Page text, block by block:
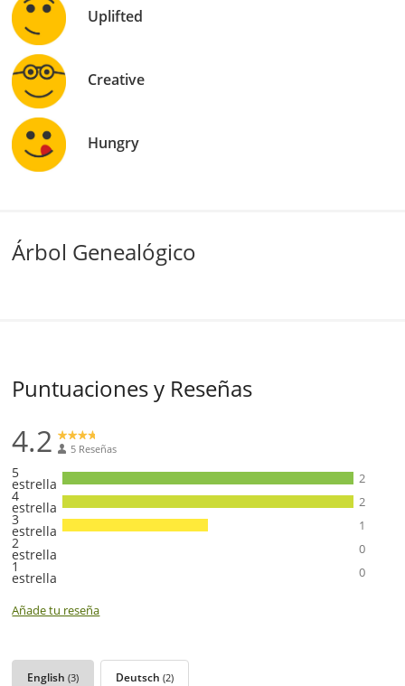
Uplifted
Creative
Hungry
Árbol Genealógico
Puntuaciones y Reseñas
4.2 5 Reseñas
5
estrella 2
4
estrella 2
3
estrella 1
2
estrella 0
1
estrella 0
Añade tu reseña
English(3) Deutsch(2)